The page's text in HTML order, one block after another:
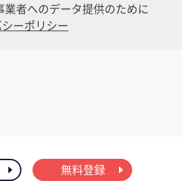
者へのデータ提供のために
ーポリシー
無料登録